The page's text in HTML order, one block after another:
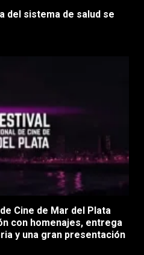
del sistema de salud se
Cine de Mar del Plata
con homenajes, entrega
y una gran presentación